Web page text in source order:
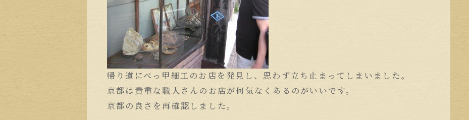
帰り道にべっ甲細工のお店を発見し、思わず立ち止まってしまいました。
京都は貴重な職人さんのお店が何気なくあるのがいいです。
京都の良さを再確認しました。